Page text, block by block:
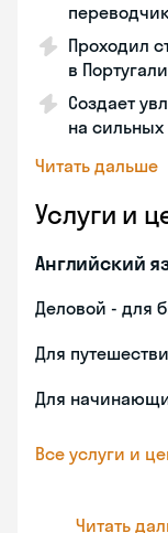
Проходил
в
Создает
на
Читать дальше
Услуги и
Английский
Деловой - для
Для
Для
Все услуги и
Читать